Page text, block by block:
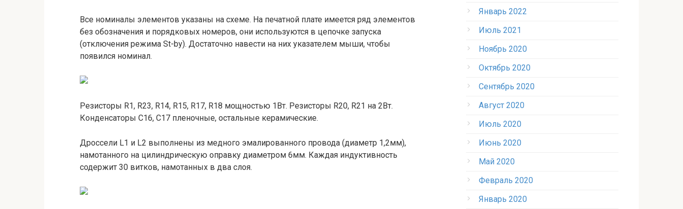
Все номиналы элементов указаны на схеме. На печатной плате имеется ряд элементов
без обозначения и порядковых номеров, они используются в цепочке запуска
(отключения режима St-by). Достаточно навести на них указателем мыши, чтобы
появился номинал.
Резисторы R1, R23, R14, R15, R17, R18 мощностью 1Вт. Резисторы R20, R21 на 2Вт.
Конденсаторы C16, C17 пленочные, остальные керамические.
Дроссели L1 и L2 выполнены из медного эмалированного провода (диаметр 1,2мм),
намотанного на цилиндрическую оправку диаметром 6мм. Каждая индуктивность
содержит 30 витков, намотанных в два слоя.
Январь 2022
Июль 2021
Ноябрь 2020
Октябрь 2020
Сентябрь 2020
Август 2020
Июль 2020
Июнь 2020
Май 2020
Февраль 2020
Январь 2020